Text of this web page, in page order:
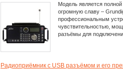
Модель является
огромную славу –
профессиональным
чувствительностью,
разъёмы для
Радиоприёмник с USB разъёмом и его